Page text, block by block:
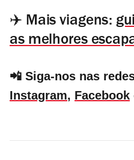
✈️ Mais viagens:
as melhores
📲 Siga-nos nas
Instagram, Facebook